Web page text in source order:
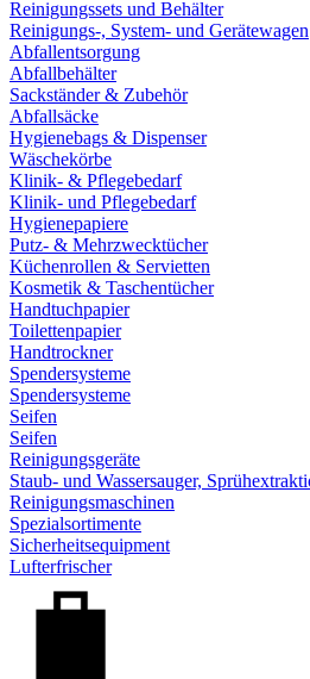
Reinigungssets und Behälter
Reinigungs-, System- und Gerätewagen
Abfallentsorgung
Abfallbehälter
Sackständer & Zubehör
Abfallsäcke
Hygienebags & Dispenser
Wäschekörbe
Klinik- & Pflegebedarf
Klinik- und Pflegebedarf
Hygienepapiere
Putz- & Mehrzwecktücher
Küchenrollen & Servietten
Kosmetik & Taschentücher
Handtuchpapier
Toilettenpapier
Handtrockner
Spendersysteme
Spendersysteme
Seifen
Seifen
Reinigungsgeräte
Staub- und Wassersauger,
Reinigungsmaschinen
Spezialsortimente
Sicherheitsequipment
Lufterfrischer